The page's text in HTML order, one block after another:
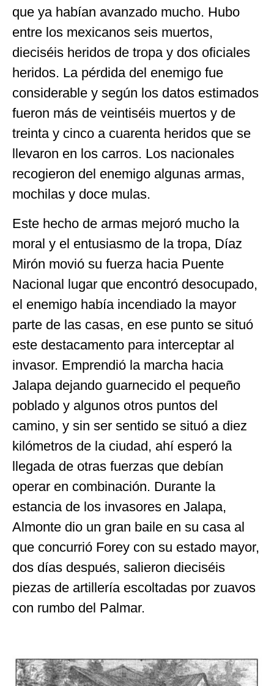
que ya habían avanzado mucho. Hubo
entre los mexicanos seis muertos,
dieciséis heridos de tropa y dos oficiales
heridos. La pérdida del enemigo fue
considerable y según los datos estimados
fueron más de veintiséis muertos y de
treinta y cinco a cuarenta heridos que se
llevaron en los carros. Los nacionales
recogieron del enemigo algunas armas,
mochilas y doce mulas.
Este hecho de armas mejoró mucho la
moral y el entusiasmo de la tropa, Díaz
Mirón movió su fuerza hacia Puente
Nacional lugar que encontró desocupado,
el enemigo había incendiado la mayor
parte de las casas, en ese punto se situó
este destacamento para interceptar al
invasor. Emprendió la marcha hacia
Jalapa dejando guarnecido el pequeño
poblado y algunos otros puntos del
camino, y sin ser sentido se situó a diez
kilómetros de la ciudad, ahí esperó la
llegada de otras fuerzas que debían
operar en combinación. Durante la
estancia de los invasores en Jalapa,
Almonte dio un gran baile en su casa al
que concurrió Forey con su estado mayor,
dos días después, salieron dieciséis
piezas de artillería escoltadas por zuavos
con rumbo del Palmar.